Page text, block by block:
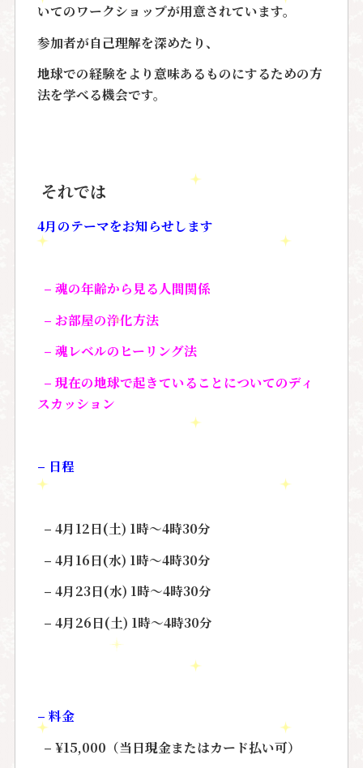
いてのワークショップが用意されています。
参加者が自己理解を深めたり、
地球での経験をより意味あるものにするための方
法を学べる機会です。
それでは
4月のテーマをお知らせします
– 魂の年齢から見る人間関係
– お部屋の浄化方法
– 魂レベルのヒーリング法
– 現在の地球で起きていることについてのディ
スカッション
– 日程
– 4月12日(土) 1時〜4時30分
– 4月16日(水) 1時〜4時30分
– 4月23日(水) 1時〜4時30分
– 4月26日(土) 1時〜4時30分
– 料金
– ¥15,000 （当日現金またはカード払い可）